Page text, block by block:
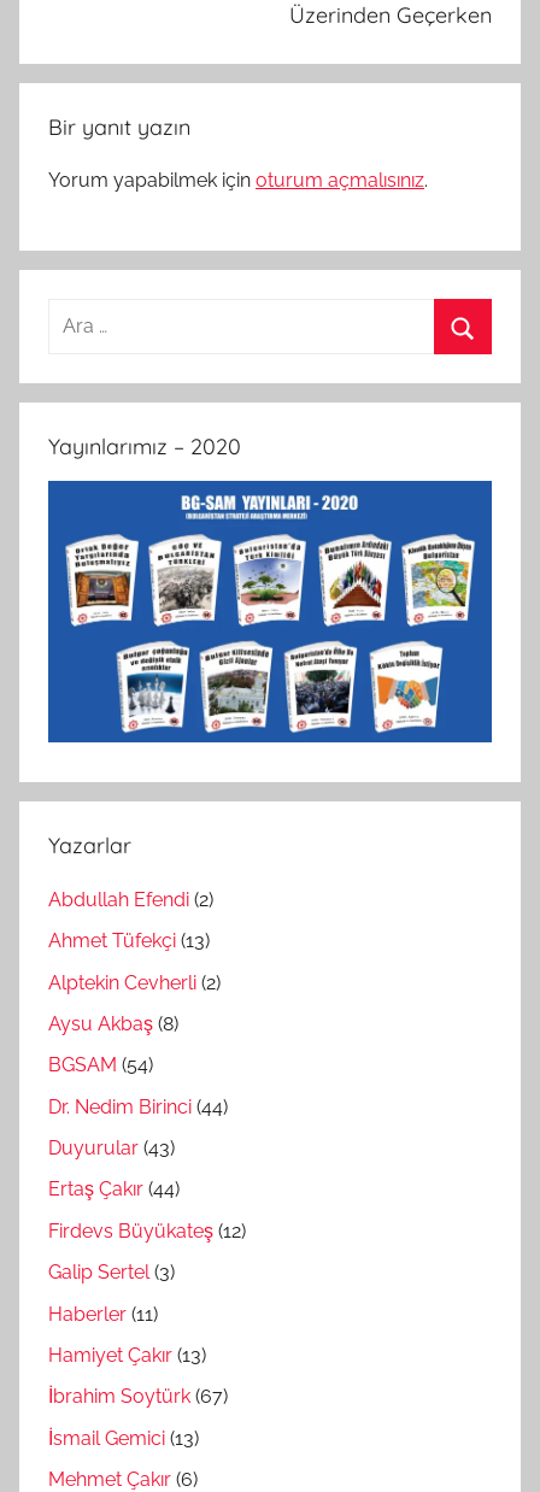
Üzerinden Geçerken
Bir yanıt yazın
Yorum yapabilmek için oturum açmalısınız.
Arama:
Yayınlarımız – 2020
Yazarlar
Abdullah Efendi (2)
Ahmet Tüfekçi (13)
Alptekin Cevherli (2)
Aysu Akbaş (8)
BGSAM (54)
Dr. Nedim Birinci (44)
Duyurular (43)
Ertaş Çakır (44)
Firdevs Büyükateş (12)
Galip Sertel(3)
Haberler (11)
Hamiyet Çakır (13)
İbrahim Soytürk (67)
İsmail Gemici (13)
Mehmet Çakır (6)